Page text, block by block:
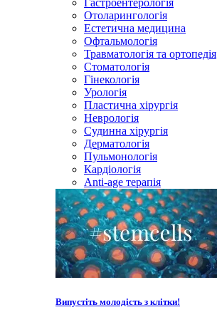
Отоларингологія
Естетична медицина
Офтальмологія
Травматологія та ортопедія
Стоматологія
Гінекологія
Урологія
Пластична хірургія
Неврологія
Судинна хірургія
Дерматологія
Пульмонологія
Кардiологія
Anti-age терапія
Випустіть молодість з клітки!